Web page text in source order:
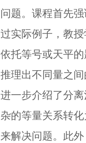
问题。课程首先
过实际例子，教
依托等号或天平
推理出不同量之
进一步介绍了分
杂的等量关系转
来解决问题。此